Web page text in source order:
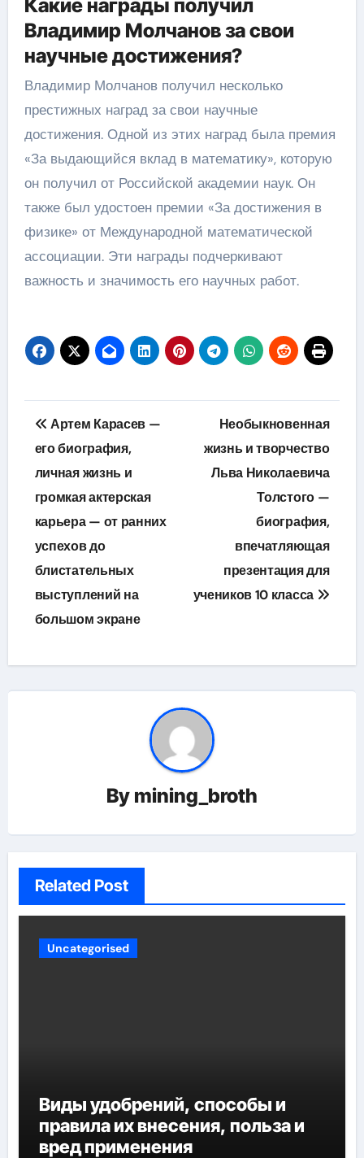
Какие награды получил
Владимир Молчанов за свои
научные достижения?
Владимир Молчанов получил несколько
престижных наград за свои научные
достижения. Одной из этих наград была премия
«За выдающийся вклад в математику», которую
он получил от Российской академии наук. Он
также был удостоен премии «За достижения в
физике» от Международной математической
ассоциации. Эти награды подчеркивают
важность и значимость его научных работ.
Навигация
по
записям
Артем Карасев —
его биография,
личная жизнь и
громкая актерская
карьера — от ранних
успехов до
блистательных
выступлений на
большом экране
Необыкновенная
жизнь и творчество
Льва Николаевича
Толстого —
биография,
впечатляющая
презентация для
учеников 10 класса
By mining_broth
Related Post
Uncategorised
Виды удобрений, способы и
правила их внесения, польза и
вред применения